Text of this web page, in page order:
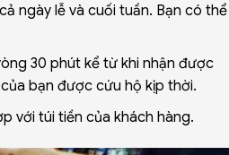
ngày lễ và cuối tuần. Bạn có thể
30 phút kể từ khi nhận được
bạn được cứu hộ kịp thời.
với túi tiền của khách hàng.